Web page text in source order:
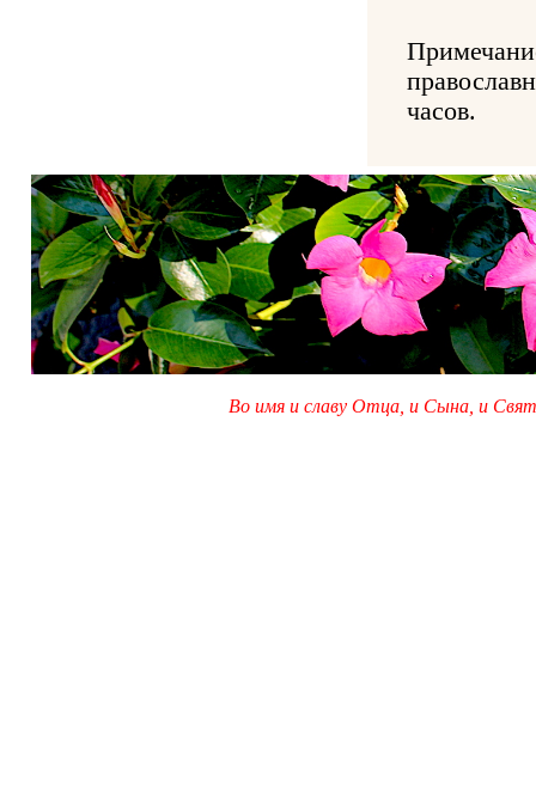
часов.
Во имя и славу Отца, и Сына, и